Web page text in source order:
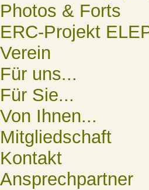
Photos & Forts
ERC-Projekt
Verein
Für uns...
Für Sie...
Von Ihnen...
Mitgliedschaft
Kontakt
Ansprechpartner